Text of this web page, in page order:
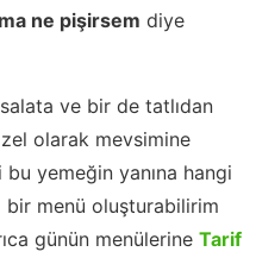
ne pişirsem diye
ve bir de tatlıdan
olarak mevsimine
yemeğin yanına hangi
bir menü oluşturabilirim
günün menülerine Tarif